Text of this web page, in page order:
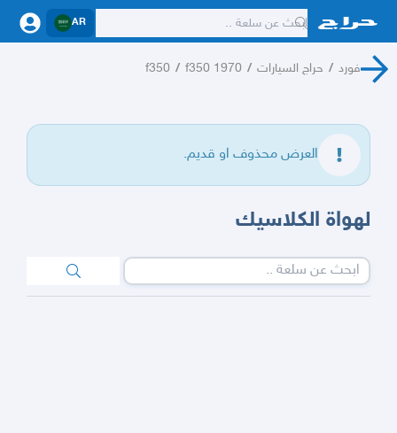
AR
فورد / حراج السيارات /
f350 1970
/
f350
العرض محذوف او قديم.
لهواة الكلاسيك